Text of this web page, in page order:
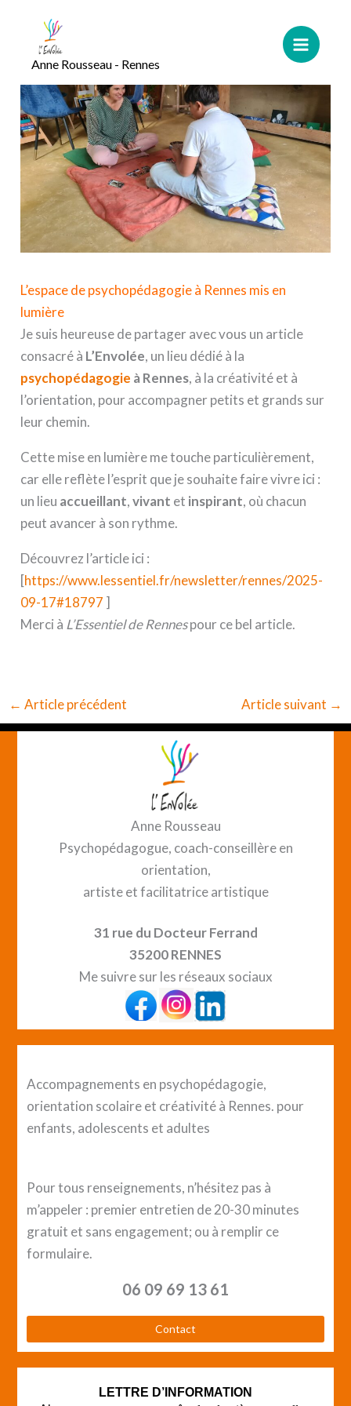
contenu
Anne Rousseau - Rennes
L’espace de psychopédagogie à Rennes mis en
lumière
Je suis heureuse de partager avec vous un article
consacré à L’Envolée, un lieu dédié à la
psychopédagogie à Rennes, à la créativité et à
l’orientation, pour accompagner petits et grands sur
leur chemin.
Cette mise en lumière me touche particulièrement,
car elle reflète l’esprit que je souhaite faire vivre ici :
un lieu accueillant,vivant et inspirant, où chacun
peut avancer à son rythme.
Découvrez l’article ici :
[https://www.lessentiel.fr/newsletter/rennes/2025-
09-17#18797 ]
Merci à L’Essentiel de Rennespour ce bel article.
← Article précédent Article suivant →
Anne Rousseau
Psychopédagogue, coach-conseillère en
orientation,
artiste et facilitatrice artistique
31 rue du Docteur Ferrand
35200 RENNES
Me suivre sur les réseaux sociaux
Accompagnements en psychopédagogie,
orientation scolaire et créativité à Rennes. pour
enfants, adolescents et adultes
Pour tous renseignements, n’hésitez pas à
m’appeler : premier entretien de 20-30 minutes
gratuit et sans engagement; ou à remplir ce
formulaire.
06 09 69 13 61
Contact
LETTRE D’INFORMATION